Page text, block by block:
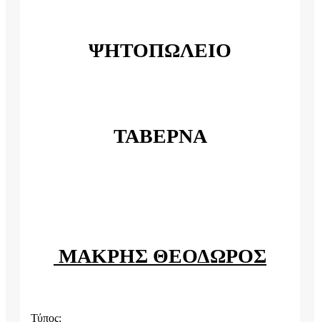
ΨΗΤΟΠΩΛΕΙΟ
ΤΑΒΕΡΝΑ
ΜΑΚΡΗΣ ΘΕΟΔΩΡΟΣ
Τύπος: